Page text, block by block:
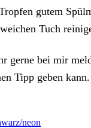
gutem
Tuch
gerne bei mir
Tipp geben kann.